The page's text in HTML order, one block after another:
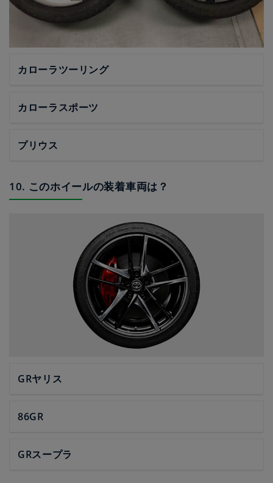
カローラツーリング
カローラスポーツ
プリウス
10. このホイールの装着車両は？
GRヤリス
86GR
GRスープラ